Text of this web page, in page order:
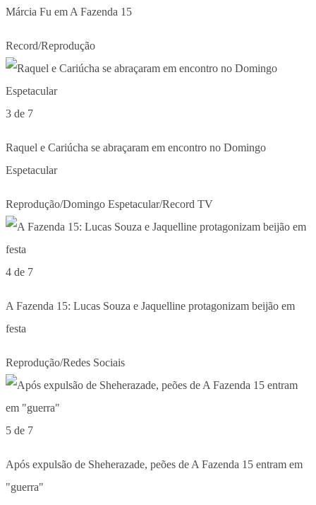
Márcia Fu em A Fazenda 15
Record/Reprodução
3 de 7
Raquel e Cariúcha se abraçaram em encontro no Domingo
Espetacular
Reprodução/Domingo Espetacular/Record TV
4 de 7
A Fazenda 15: Lucas Souza e Jaquelline protagonizam beijão em
festa
Reprodução/Redes Sociais
5 de 7
Após expulsão de Sheherazade, peões de A Fazenda 15 entram em
"guerra"